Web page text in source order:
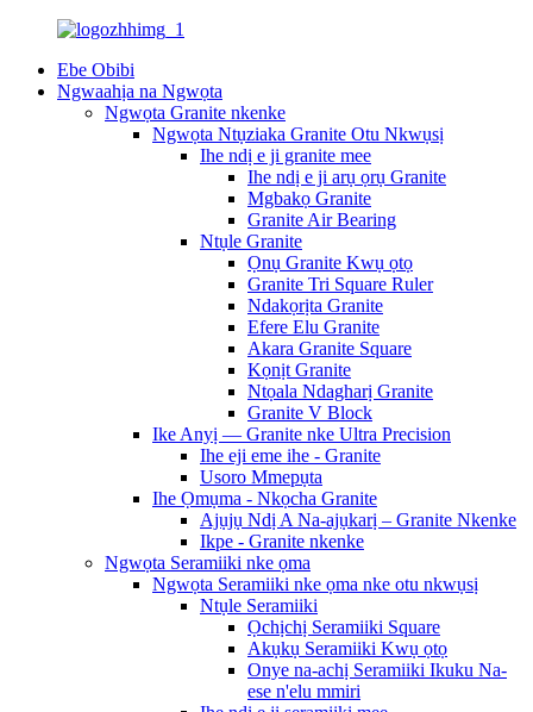
Ebe Obibi
Ngwaahịa na Ngwọta
Ngwọta Granite nkenke
Ngwọta Ntụziaka Granite Otu Nkwụsị
Ihe ndị e ji granite mee
Ihe ndị e ji arụ ọrụ Granite
Mgbakọ Granite
Granite Air Bearing
Ntụle Granite
Ọnụ Granite Kwụ ọtọ
Granite Tri Square Ruler
Ndakọrịta Granite
Efere Elu Granite
Akara Granite Square
Kọnịt Granite
Ntọala Ndagharị Granite
Granite V Block
Ike Anyị — Granite nke Ultra Precision
Ihe eji eme ihe - Granite
Usoro Mmepụta
Ihe Ọmụma - Nkọcha Granite
Ajụjụ Ndị A Na-ajụkarị – Granite Nkenke
Ikpe - Granite nkenke
Ngwọta Seramiiki nke ọma
Ngwọta Seramiiki nke ọma nke otu nkwụsị
Ntụle Seramiiki
Ọchịchị Seramiiki Square
Akụkụ Seramiiki Kwụ ọtọ
Onye na-achị Seramiiki Ikuku Na-
ese n'elu mmiri